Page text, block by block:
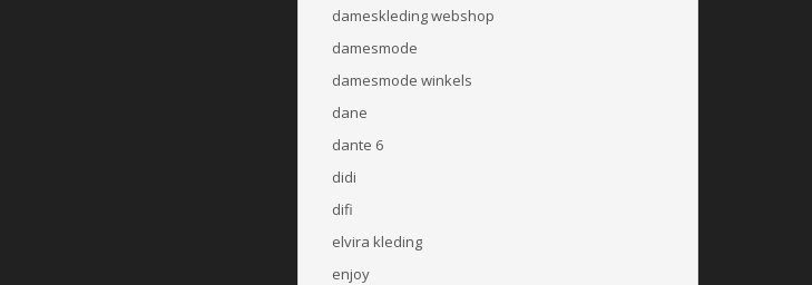
dameskleding webshop
damesmode
damesmode winkels
dane
dante 6
didi
difi
elvira kleding
enjoy